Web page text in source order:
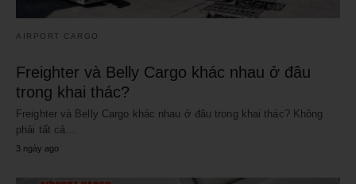
AIRPORT CARGO
Freighter và Belly Cargo khác nhau ở đâu
trong khai thác?
Freighter và Belly Cargo khác nhau ở đâu trong khai thác? Không
phải tất cả…
3 ngày ago